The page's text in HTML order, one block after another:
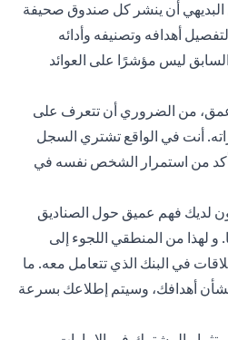
البديهي أن ينشر كل صندوق صحيفة
أهدافه وتصنيفه وأدائه
ليس مؤشرًا على العوائد
من الضروري أن تتعرف على
أنت في الواقع تشتري السجل
تأكد من استمرار الشخص نفسه في
لديك فهم عميق حول الصناديق
و لهذا من المنطقي اللجوء إلى
في البنك الذي تتعامل معه. ما
أهدافك، وسيتم إطلاعك بسرعة